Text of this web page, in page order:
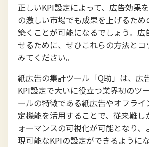
正しいKPI設定によって、広告効果
の激しい市場でも成果を上げるため
築くことが可能になるでしょう。広
せるために、ぜひこれらの方法とコ
みてください。
紙広告の集計ツール「Q助」は、広
KPI設定で大いに役立つ業界初のツ
ールの特徴である紙広告やオフラ
定機能を活用することで、従来難し
ォーマンスの可視化が可能となり
現可能なKPIの設定ができるようにな